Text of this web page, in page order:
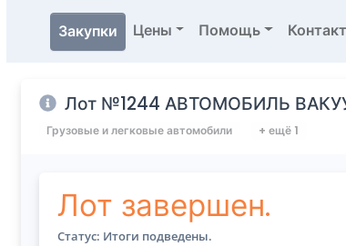
Закупки Цены Помощь
Лот №1244 АВТОМОБИЛЬ
Грузовые и легковые автомобили + ещё 1
Лот завершен.
Статус: Итоги подведены.